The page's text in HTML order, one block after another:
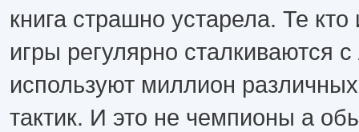
книга страшно устарела. Те кто
игры регулярно сталкиваются
используют миллион
тактик. И это не чемпионы а